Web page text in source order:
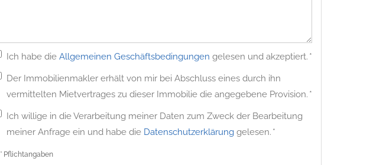
Ich habe die Allgemeinen Geschäftsbedingungen gelesen und akzeptiert. *
Der Immobilienmakler erhält von mir bei Abschluss eines durch ihn
vermittelten Mietvertrages zu dieser Immobilie die angegebene Provision. *
Ich willige in die Verarbeitung meiner Daten zum Zweck der Bearbeitung
meiner Anfrage ein und habe die Datenschutzerklärung gelesen. *
* Pflichtangaben